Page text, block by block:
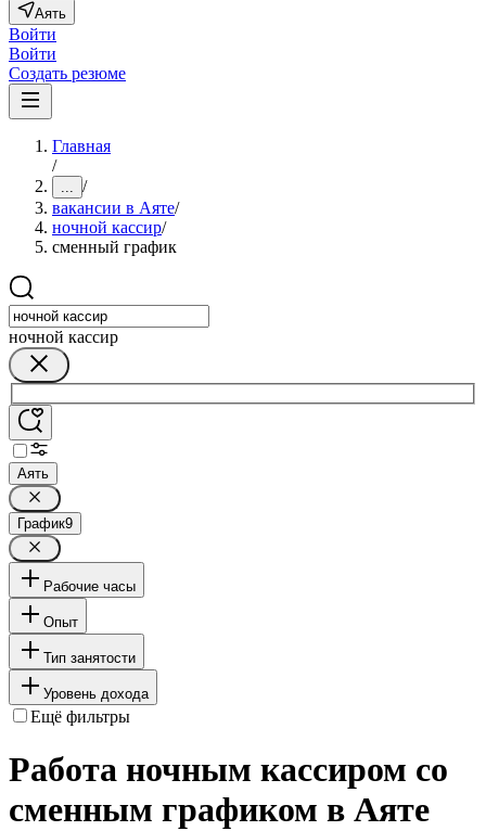
Аять
Войти
Войти
Создать резюме
Главная
/
... /
вакансии в Аяте/
ночной кассир/
сменный график
ночной кассир
Аять
График9
Рабочие часы
Опыт
Тип занятости
Уровень дохода
Ещё фильтры
Работа ночным кассиром со
сменным графиком в Аяте